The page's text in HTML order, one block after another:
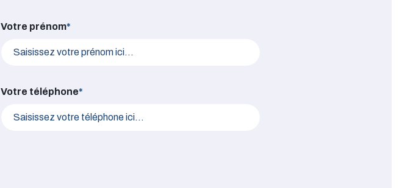
Votre prénom*
Votre téléphone*